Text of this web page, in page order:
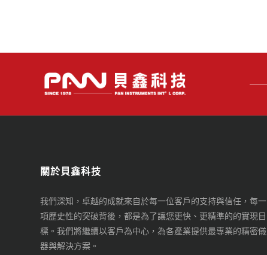
關於貝鑫科技
我們深知，卓越的成就來自於每一位客戶的支持與信任，每一
項歷史性的突破背後，都是為了讓您更快、更精準的的實現目
標。我們將繼續以客戶為中心，為各產業提供最專業的精密儀
器與解決方案。